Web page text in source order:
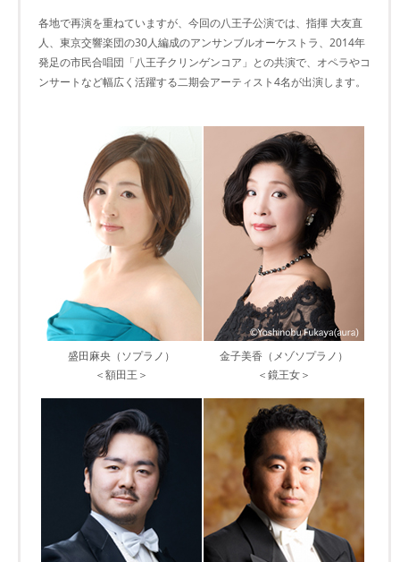
各地で再演を重ねていますが、今回の八王子公演では、指揮 大友直
人、東京交響楽団の30人編成のアンサンブルオーケストラ、2014年
発足の市民合唱団「八王子クリンゲンコア」との共演で、オペラやコ
ンサートなど幅広く活躍する二期会アーティスト4名が出演します。
盛田麻央（ソプラノ）
＜額田王＞
金子美香（メゾソプラノ）
＜鏡王女＞